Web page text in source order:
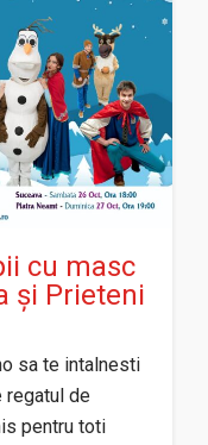
cu masc
și Prieteni
sa te intalnesti
regatul de
pentru toti